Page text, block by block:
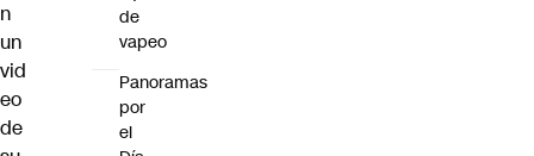
n
un
vid
eo
de
de
vapeo
Panoramas
por
el